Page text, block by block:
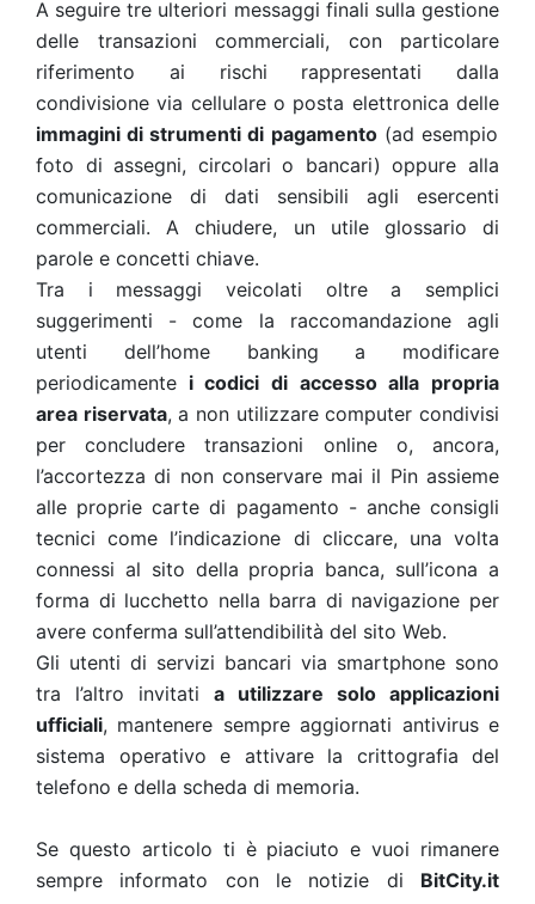
A seguire tre ulteriori messaggi finali sulla gestione
delle transazioni commerciali, con particolare
riferimento ai rischi rappresentati dalla
condivisione via cellulare o posta elettronica delle
immagini di strumenti di pagamento(ad esempio
foto di assegni, circolari o bancari) oppure alla
comunicazione di dati sensibili agli esercenti
commerciali. A chiudere, un utile glossario di
parole e concetti chiave.
Tra i messaggi veicolati oltre a semplici
suggerimenti - come la raccomandazione agli
utenti dell’home banking a modificare
periodicamente i codici di accesso alla propria
area riservata, a non utilizzare computer condivisi
per concludere transazioni online o, ancora,
l’accortezza di non conservare mai il Pin assieme
alle proprie carte di pagamento - anche consigli
tecnici come l’indicazione di cliccare, una volta
connessi al sito della propria banca, sull’icona a
forma di lucchetto nella barra di navigazione per
avere conferma sull’attendibilità del sito Web.
Gli utenti di servizi bancari via smartphone sono
tra l’altro invitati a utilizzare solo applicazioni
ufficiali, mantenere sempre aggiornati antivirus e
sistema operativo e attivare la crittografia del
telefono e della scheda di memoria.
Se questo articolo ti è piaciuto e vuoi rimanere
sempre informato con le notizie di BitCity.it